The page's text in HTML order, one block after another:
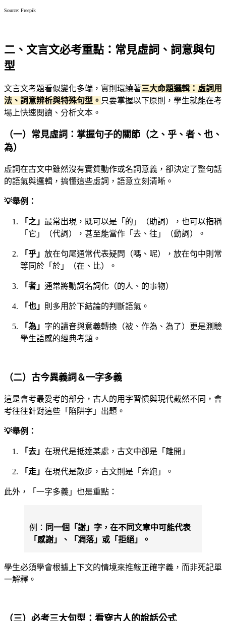
Source: Freepik
二、文言文必考重點：常見虛詞、詞意與句
型
文言文考題看似變化多端，實則環繞著三大命題邏輯：虛詞用
法、詞意辨析與特殊句型。 只要掌握以下原則，學生就能在考
場上快速閱讀、分析文本。
（一）常見虛詞：掌握句子的關節（之、乎、者、也、
為）
虛詞在古文中雖然沒有實質動作或名詞意義，卻決定了整句話
的語氣與邏輯，搞懂這些虛詞，語意立刻清晰。
💡舉例：
「之」 最常出現，既可以是「的」（助詞），也可以指稱
「它」（代詞），甚至能當作「去、往」（動詞）。
「乎」 放在句尾通常代表疑問（嗎、呢），放在句中則常
等同於「於」（在、比）。
「者」 通常將動詞名詞化（的人、的事物）
「也」 則多用於下結論的判斷語氣。
「為」 字的讀音與意義轉換（被、作為、為了）更是測驗
學生語感的經典考題。
（二）古今異義詞＆一字多義
這是會考最愛考的部分，古人的用字習慣與現代截然不同，會
考往往針對這些「陷阱字」出題。
💡舉例：
「去」 在現代是抵達某處，古文中卻是「離開」
「走」 在現代是散步，古文則是「奔跑」。
此外，「一字多義」也是重點：
例： 同一個「謝」字，在不同文章中可能代表
「感謝」、「凋落」或「拒絕」。
學生必須學會根據上下文的情境來推敲正確字義，而非死記單
一解釋。
（三）必考三大句型：看穿古人的說話公式